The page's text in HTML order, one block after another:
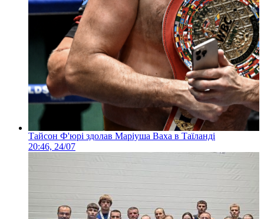
Тайсон Ф'юрі здолав Маріуша Ваха в Таїланді
20:46, 24/07